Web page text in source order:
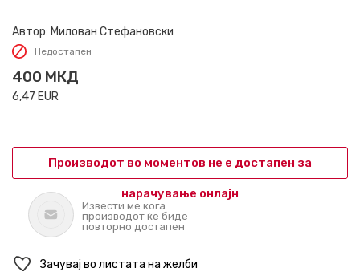
Автор: Милован Стефановски
Недостапен
400 МКД
6,47 EUR
Производот во моментов не е достапен за
нарачување онлајн
Извести ме кога
производот ќе биде
повторно достапен
Зачувај во листата на желби